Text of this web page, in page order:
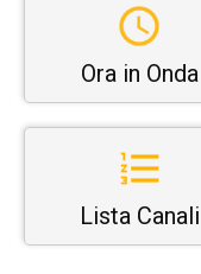
Ora in Onda
Lista Canali